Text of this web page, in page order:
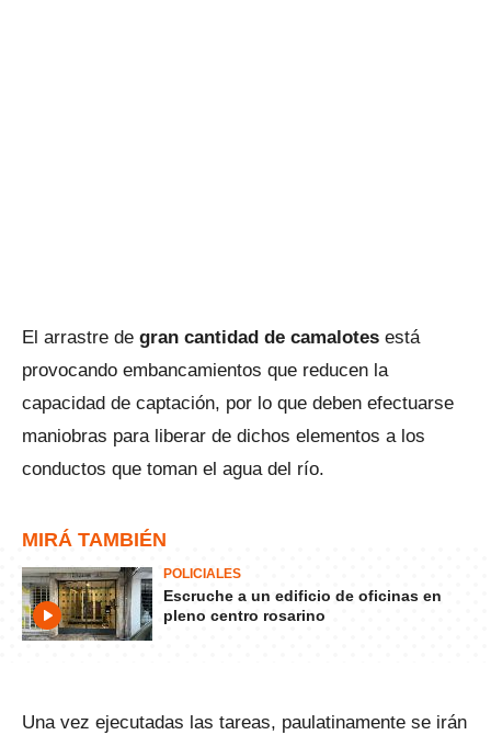
El arrastre de gran cantidad de camalotes está
provocando embancamientos que reducen la
capacidad de captación, por lo que deben efectuarse
maniobras para liberar de dichos elementos a los
conductos que toman el agua del río.
MIRÁ TAMBIÉN
POLICIALES
Escruche a un edificio de oficinas en
pleno centro rosarino
Una vez ejecutadas las tareas, paulatinamente se irán